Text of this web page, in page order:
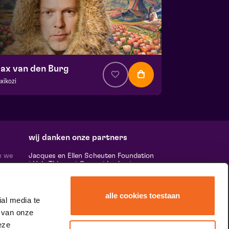
media te
onze
alle cookies toestaan
van den Burg
21 oktober 2026 | 20:15
we
de
wij danken onze partners
Jacques en Ellen Scheuten Foundation
|Hela Thissen|Canon|Leolux|
Vostermans Companies| Unica